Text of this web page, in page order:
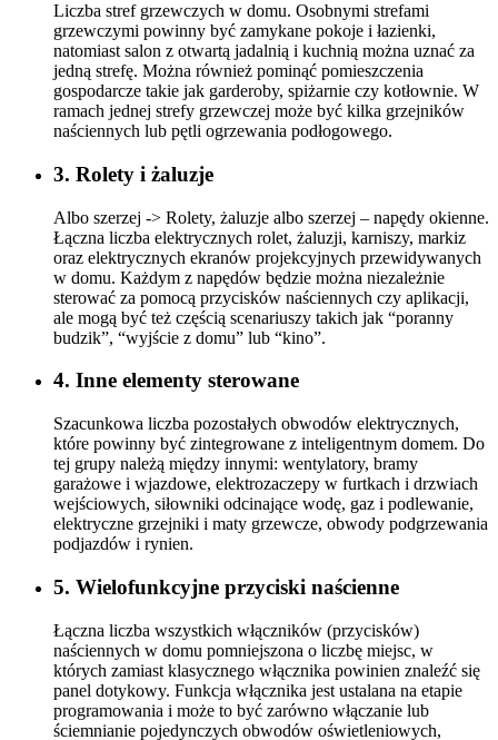
Liczba stref grzewczych w domu. Osobnymi strefami
grzewczymi powinny być zamykane pokoje i łazienki,
natomiast salon z otwartą jadalnią i kuchnią można uznać za
jedną strefę. Można również pominąć pomieszczenia
gospodarcze takie jak garderoby, spiżarnie czy kotłownie. W
ramach jednej strefy grzewczej może być kilka grzejników
naściennych lub pętli ogrzewania podłogowego.
3. Rolety i żaluzje
Albo szerzej -> Rolety, żaluzje albo szerzej – napędy okienne.
Łączna liczba elektrycznych rolet, żaluzji, karniszy, markiz
oraz elektrycznych ekranów projekcyjnych przewidywanych
w domu. Każdym z napędów będzie można niezależnie
sterować za pomocą przycisków naściennych czy aplikacji,
ale mogą być też częścią scenariuszy takich jak “poranny
budzik”, “wyjście z domu” lub “kino”.
4. Inne elementy sterowane
Szacunkowa liczba pozostałych obwodów elektrycznych,
które powinny być zintegrowane z inteligentnym domem. Do
tej grupy należą między innymi: wentylatory, bramy
garażowe i wjazdowe, elektrozaczepy w furtkach i drzwiach
wejściowych, siłowniki odcinające wodę, gaz i podlewanie,
elektryczne grzejniki i maty grzewcze, obwody podgrzewania
podjazdów i rynien.
5. Wielofunkcyjne przyciski naścienne
Łączna liczba wszystkich włączników (przycisków)
naściennych w domu pomniejszona o liczbę miejsc, w
których zamiast klasycznego włącznika powinien znaleźć się
panel dotykowy. Funkcja włącznika jest ustalana na etapie
programowania i może to być zarówno włączanie lub
ściemnianie pojedynczych obwodów oświetleniowych,